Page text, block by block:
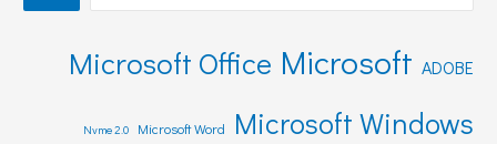
ADOBE
Microsoft
Microsoft Office
Microsoft Windows
Microsoft Word
Nvme 2.0